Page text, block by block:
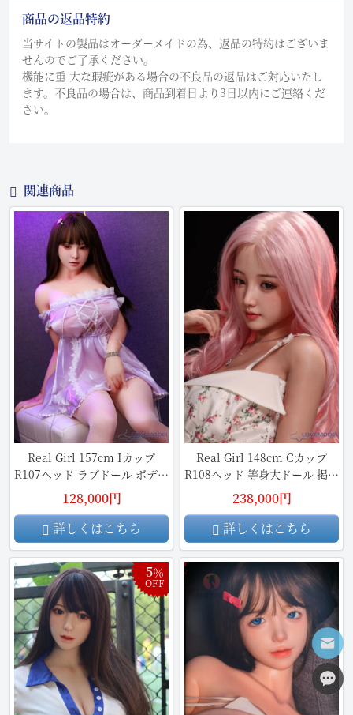
商品の返品特約
当サイトの製品はオーダーメイドの為、返品の特約はございま
せんのでご了承ください。
機能に重 大な瑕疵がある場合の不良品の返品はご対応いたし
ます。不良品の場合は、商品到着日より3日以内にご連絡くだ
さい。
関連商品
Real Girl 157cm Iカップ
R107ヘッド ラブドール ボディ
ー及びヘッド材質など選択可能
カスタマイズ可
128,000円
詳しくはこちら
Real Girl 148cm Cカップ
R108ヘッド 等身大ドール 掲載
画像は口開閉機能あり フルシ
リコン製ラブドール 身長選択
可能 ダッチワイフ
238,000円
詳しくはこちら
5％
OFF